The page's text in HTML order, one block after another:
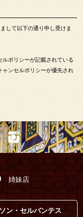
して以下の通り申し受けま
ポリシーが記載されている
ャンセルポリシーが優先され
姉妹店
ン・セルバンテス